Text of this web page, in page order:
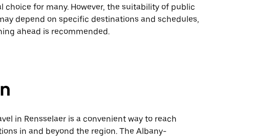
choice for many. However, the suitability of public
depend on specific destinations and schedules,
ahead is recommended.
in Rensselaer is a convenient way to reach
in and beyond the region. The Albany-